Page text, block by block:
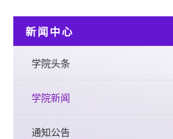
新闻中心
学院头条
学院新闻
通知公告